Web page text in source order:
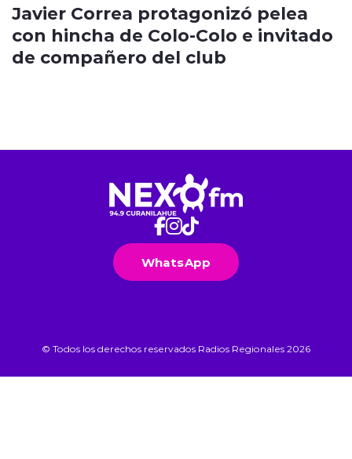
Javier Correa protagonizó pelea
con hincha de Colo-Colo e invitado
de compañero del club
WhatsApp
© Todos los derechos reservados Radios Regionales 2026